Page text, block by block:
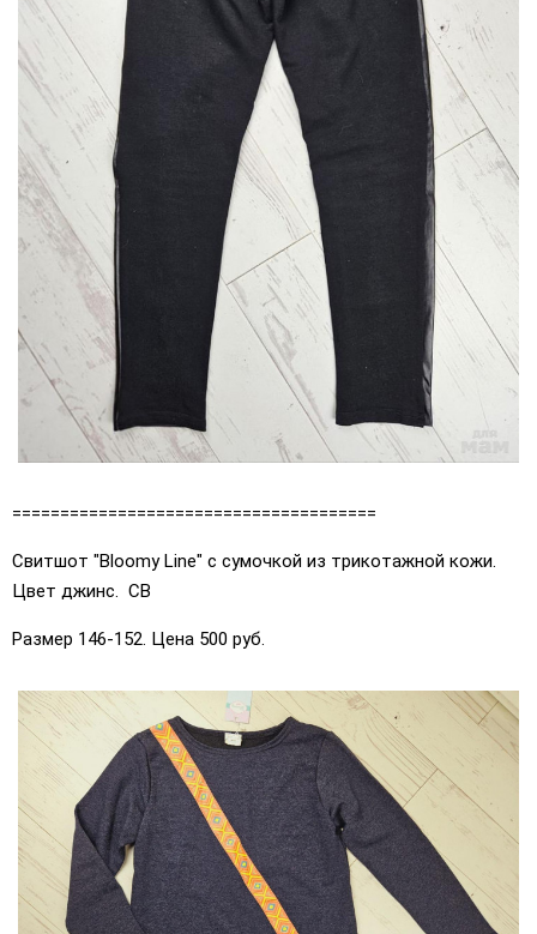
======================================
Свитшот "Bloomy Line" с сумочкой из трикотажной кожи.
Цвет джинс. СВ
Размер 146-152. Цена 500 руб.